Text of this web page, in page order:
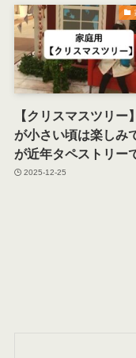
【クリスマスツリー
が小さい頃は楽しみ
が近年タペストリー
2025-12-25